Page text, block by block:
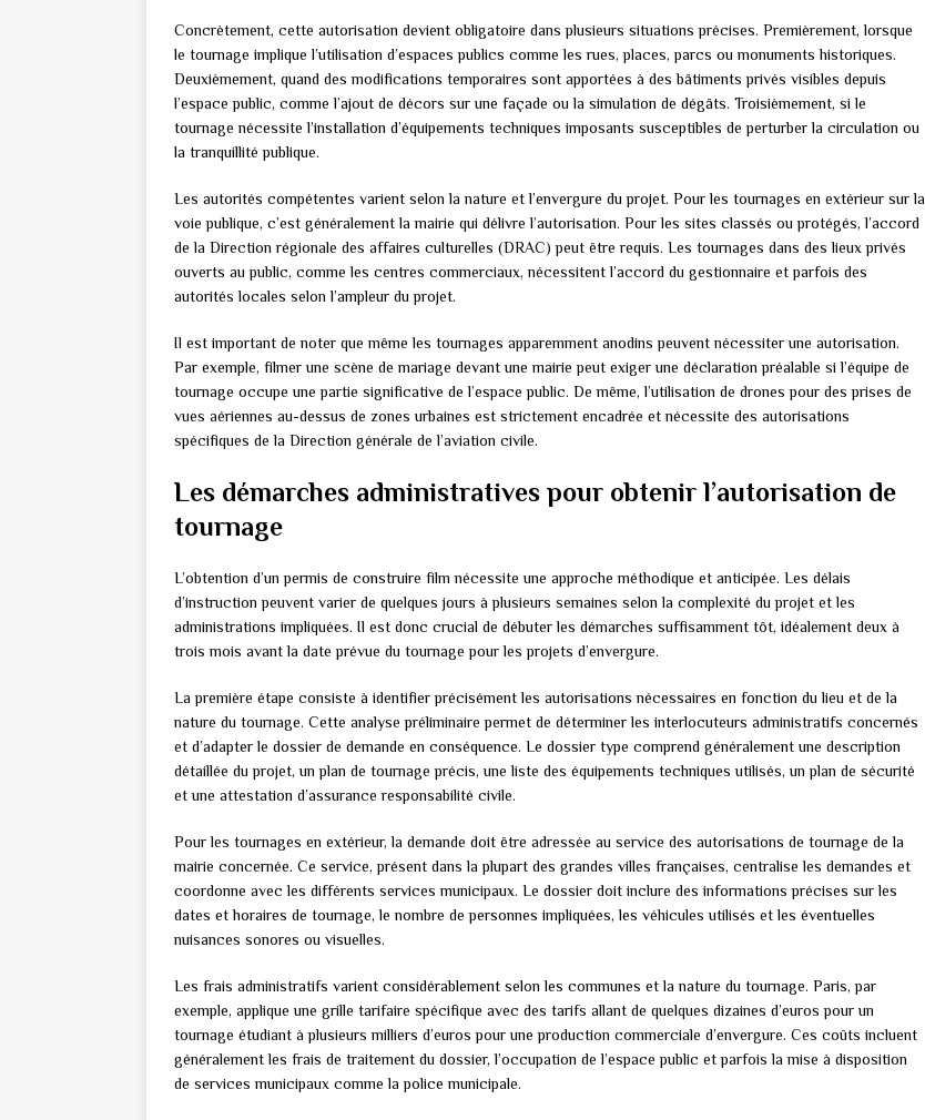
Concrètement, cette autorisation devient obligatoire dans plusieurs situations précises. Premièrement, lorsque
le tournage implique l’utilisation d’espaces publics comme les rues, places, parcs ou monuments historiques.
Deuxièmement, quand des modifications temporaires sont apportées à des bâtiments privés visibles depuis
l’espace public, comme l’ajout de décors sur une façade ou la simulation de dégâts. Troisièmement, si le
tournage nécessite l’installation d’équipements techniques imposants susceptibles de perturber la circulation ou
la tranquillité publique.
Les autorités compétentes varient selon la nature et l’envergure du projet. Pour les tournages en extérieur sur la
voie publique, c’est généralement la mairie qui délivre l’autorisation. Pour les sites classés ou protégés, l’accord
de la Direction régionale des affaires culturelles (DRAC) peut être requis. Les tournages dans des lieux privés
ouverts au public, comme les centres commerciaux, nécessitent l’accord du gestionnaire et parfois des
autorités locales selon l’ampleur du projet.
Il est important de noter que même les tournages apparemment anodins peuvent nécessiter une autorisation.
Par exemple, filmer une scène de mariage devant une mairie peut exiger une déclaration préalable si l’équipe de
tournage occupe une partie significative de l’espace public. De même, l’utilisation de drones pour des prises de
vues aériennes au-dessus de zones urbaines est strictement encadrée et nécessite des autorisations
spécifiques de la Direction générale de l’aviation civile.
Les démarches administratives pour obtenir l’autorisation de
tournage
L’obtention d’un permis de construire film nécessite une approche méthodique et anticipée. Les délais
d’instruction peuvent varier de quelques jours à plusieurs semaines selon la complexité du projet et les
administrations impliquées. Il est donc crucial de débuter les démarches suffisamment tôt, idéalement deux à
trois mois avant la date prévue du tournage pour les projets d’envergure.
La première étape consiste à identifier précisément les autorisations nécessaires en fonction du lieu et de la
nature du tournage. Cette analyse préliminaire permet de déterminer les interlocuteurs administratifs concernés
et d’adapter le dossier de demande en conséquence. Le dossier type comprend généralement une description
détaillée du projet, un plan de tournage précis, une liste des équipements techniques utilisés, un plan de sécurité
et une attestation d’assurance responsabilité civile.
Pour les tournages en extérieur, la demande doit être adressée au service des autorisations de tournage de la
mairie concernée. Ce service, présent dans la plupart des grandes villes françaises, centralise les demandes et
coordonne avec les différents services municipaux. Le dossier doit inclure des informations précises sur les
dates et horaires de tournage, le nombre de personnes impliquées, les véhicules utilisés et les éventuelles
nuisances sonores ou visuelles.
Les frais administratifs varient considérablement selon les communes et la nature du tournage. Paris, par
exemple, applique une grille tarifaire spécifique avec des tarifs allant de quelques dizaines d’euros pour un
tournage étudiant à plusieurs milliers d’euros pour une production commerciale d’envergure. Ces coûts incluent
généralement les frais de traitement du dossier, l’occupation de l’espace public et parfois la mise à disposition
de services municipaux comme la police municipale.